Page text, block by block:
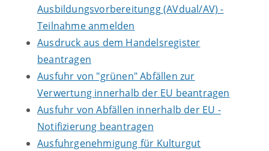
Ausbildungsvorbereitungg (AVdual/AV) -
Teilnahme anmelden
Ausdruck aus dem Handelsregister
beantragen
Ausfuhr von "grünen" Abfällen zur
Verwertung innerhalb der EU beantragen
Ausfuhr von Abfällen innerhalb der EU -
Notifizierung beantragen
Ausfuhrgenehmigung für Kulturgut